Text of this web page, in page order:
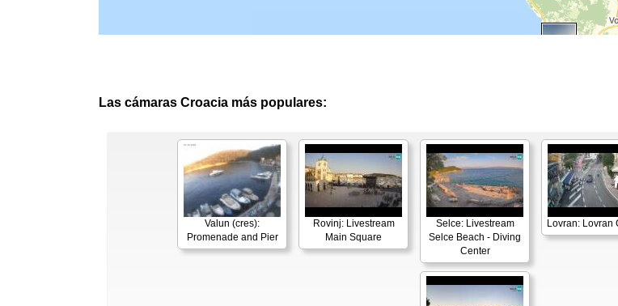
Las cámaras Croacia más populares:
Valun (cres):
Promenade and Pier
Rovinj: Livestream
Main Square
Selce: Livestream
Selce Beach - Diving
Center
Lovran: Lovran